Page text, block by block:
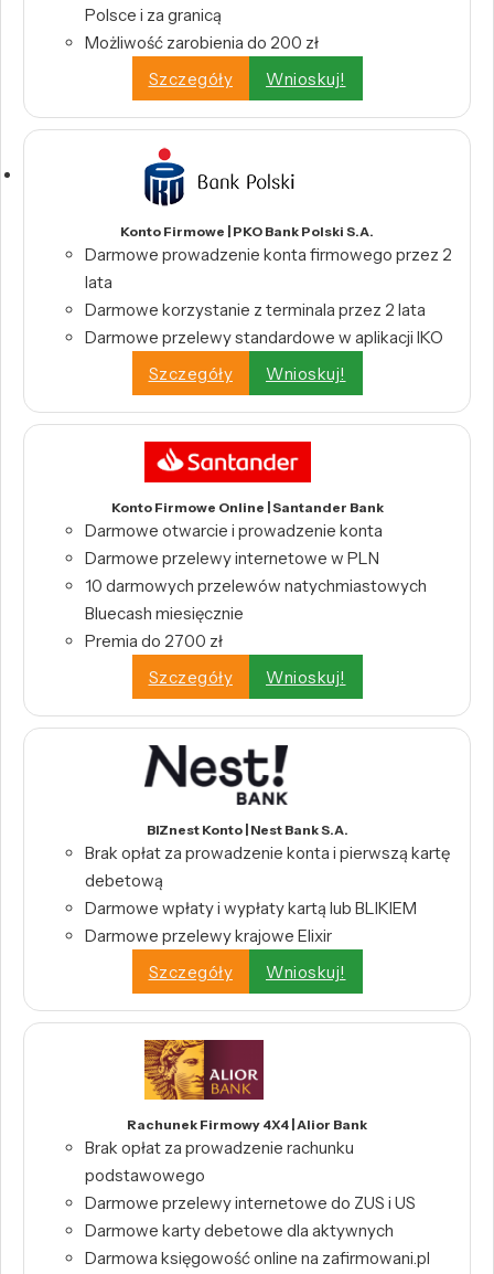
Polsce i za granicą
Możliwość zarobienia do 200 zł
Szczegóły
Wnioskuj!
Konto Firmowe | PKO Bank Polski S.A.
Darmowe prowadzenie konta firmowego przez 2
lata
Darmowe korzystanie z terminala przez 2 lata
Darmowe przelewy standardowe w aplikacji IKO
Szczegóły
Wnioskuj!
Konto Firmowe Online | Santander Bank
Darmowe otwarcie i prowadzenie konta
Darmowe przelewy internetowe w PLN
10 darmowych przelewów natychmiastowych
Bluecash miesięcznie
Premia do 2700 zł
Szczegóły
Wnioskuj!
BIZnest Konto | Nest Bank S.A.
Brak opłat za prowadzenie konta i pierwszą kartę
debetową
Darmowe wpłaty i wypłaty kartą lub BLIKIEM
Darmowe przelewy krajowe Elixir
Szczegóły
Wnioskuj!
Rachunek Firmowy 4X4 | Alior Bank
Brak opłat za prowadzenie rachunku
podstawowego
Darmowe przelewy internetowe do ZUS i US
Darmowe karty debetowe dla aktywnych
Darmowa księgowość online na zafirmowani.pl